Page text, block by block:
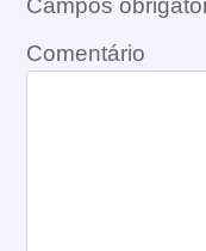
Campos
Comentário